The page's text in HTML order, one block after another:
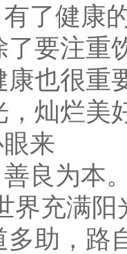
了健康
了要注重
康也很重
，灿烂美
来
良为本
界充满阳
多助，路